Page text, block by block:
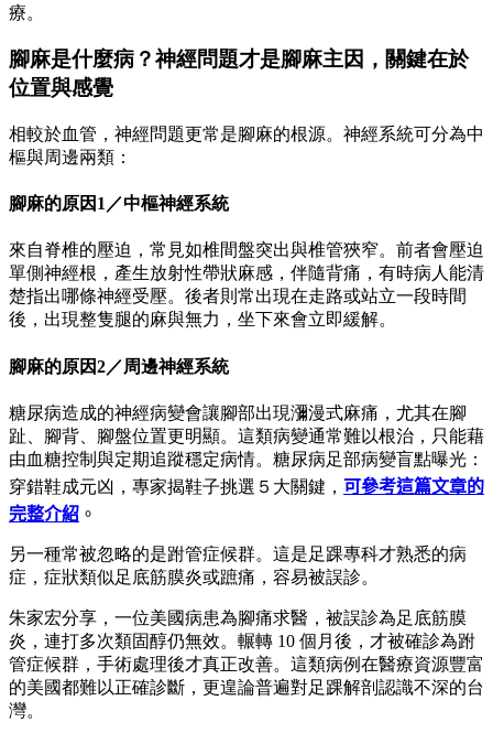
療。
腳麻是什麼病？神經問題才是腳麻主因，關鍵在於
位置與感覺
相較於血管，神經問題更常是腳麻的根源。神經系統可分為中
樞與周邊兩類：
腳麻的原因1／中樞神經系統
來自脊椎的壓迫，常見如椎間盤突出與椎管狹窄。前者會壓迫
單側神經根，產生放射性帶狀麻感，伴隨背痛，有時病人能清
楚指出哪條神經受壓。後者則常出現在走路或站立一段時間
後，出現整隻腿的麻與無力，坐下來會立即緩解。
腳麻的原因2／周邊神經系統
糖尿病造成的神經病變會讓腳部出現瀰漫式麻痛，尤其在腳
趾、腳背、腳盤位置更明顯。這類病變通常難以根治，只能藉
由血糖控制與定期追蹤穩定病情。糖尿病足部病變盲點曝光：
穿錯鞋成元凶，專家揭鞋子挑選５大關鍵， 可參考這篇文章的
完整介紹 。
另一種常被忽略的是跗管症候群。這是足踝專科才熟悉的病
症，症狀類似足底筋膜炎或蹠痛，容易被誤診。
朱家宏分享，一位美國病患為腳痛求醫，被誤診為足底筋膜
炎，連打多次類固醇仍無效。輾轉 10 個月後，才被確診為跗
管症候群，手術處理後才真正改善。這類病例在醫療資源豐富
的美國都難以正確診斷，更遑論普遍對足踝解剖認識不深的台
灣。